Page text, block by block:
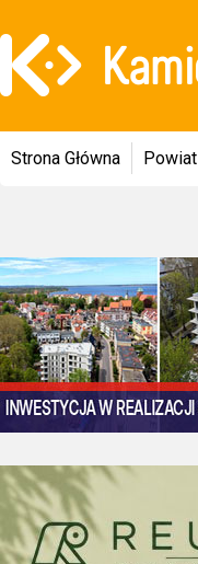
Strona Główna Powiat